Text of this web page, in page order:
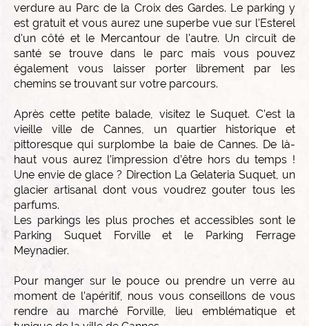
verdure au Parc de la Croix des Gardes. Le parking y
est gratuit et vous aurez une superbe vue sur l'Esterel
d'un côté et le Mercantour de l'autre. Un circuit de
santé se trouve dans le parc mais vous pouvez
également vous laisser porter librement par les
chemins se trouvant sur votre parcours.
Après cette petite balade, visitez le Suquet. C’est la
vieille ville de Cannes, un quartier historique et
pittoresque qui surplombe la baie de Cannes. De là-
haut vous aurez l’impression d’être hors du temps !
Une envie de glace ? Direction La Gelateria Suquet, un
glacier artisanal dont vous voudrez gouter tous les
parfums.
Les parkings les plus proches et accessibles sont le
Parking Suquet Forville et le Parking Ferrage
Meynadier.
Pour manger sur le pouce ou prendre un verre au
moment de l’apéritif, nous vous conseillons de vous
rendre au marché Forville, lieu emblématique et